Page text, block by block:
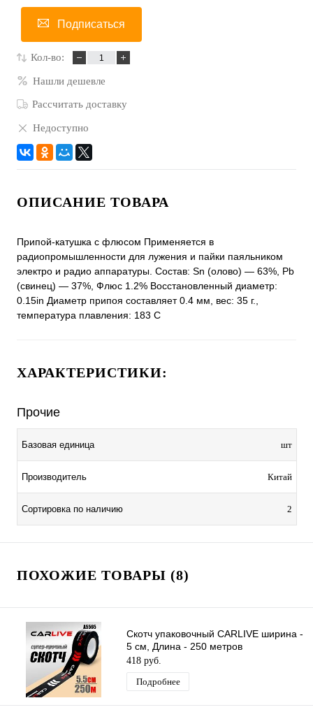
Подписаться
Кол-во:
Нашли дешевле
Рассчитать доставку
Недоступно
ОПИСАНИЕ ТОВАРА
Припой-катушка c флюсом Применяется в
радиопромышленности для лужения и пайки паяльником
электро и радио аппаратуры. Состав: Sn (олово) — 63%, Pb
(свинец) — 37%, Флюс 1.2% Восстановленный диаметр:
0.15in Диаметр припоя составляет 0.4 мм, вес: 35 г.,
температура плавления: 183 C
ХАРАКТЕРИСТИКИ:
Прочие
Базовая единица шт
Производитель Китай
Сортировка по наличию 2
ПОХОЖИЕ ТОВАРЫ (8)
Скотч упаковочный CARLIVE ширина -
5 см, Длина - 250 метров
418 руб.
Подробнее